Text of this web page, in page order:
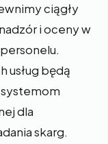
ciągły
i oceny w
usług będą
systemom
dla
skarg.